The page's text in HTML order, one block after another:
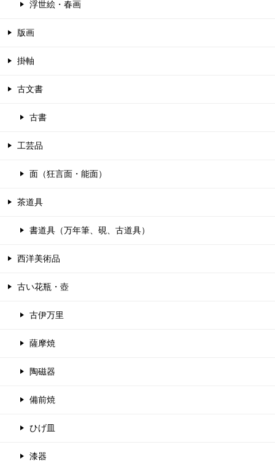
浮世絵・春画
版画
掛軸
古文書
古書
工芸品
面（狂言面・能面）
茶道具
書道具（万年筆、硯、古道具）
西洋美術品
古い花瓶・壺
古伊万里
薩摩焼
陶磁器
備前焼
ひげ皿
漆器